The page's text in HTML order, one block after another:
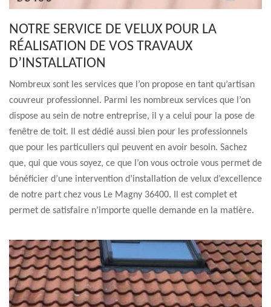
NOTRE SERVICE DE VELUX POUR LA
RÉALISATION DE VOS TRAVAUX
D’INSTALLATION
Nombreux sont les services que l’on propose en tant qu’artisan
couvreur professionnel. Parmi les nombreux services que l’on
dispose au sein de notre entreprise, il y a celui pour la pose de
fenêtre de toit. Il est dédié aussi bien pour les professionnels
que pour les particuliers qui peuvent en avoir besoin. Sachez
que, qui que vous soyez, ce que l’on vous octroie vous permet de
bénéficier d’une intervention d’installation de velux d’excellence
de notre part chez vous Le Magny 36400. Il est complet et
permet de satisfaire n’importe quelle demande en la matière.